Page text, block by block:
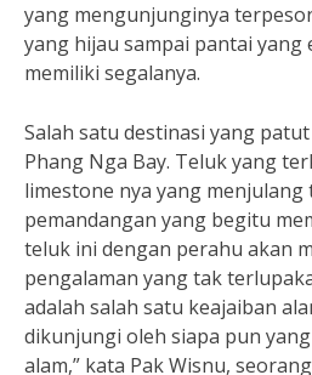
yang mengunjunginya
yang hijau sampai pantai yang
memiliki segalanya.
Salah satu destinasi yang
Phang Nga Bay. Teluk yang
limestone nya yang
pemandangan yang begitu
teluk ini dengan perahu akan
pengalaman yang tak
adalah salah satu keajaiban
dikunjungi oleh siapa pun
alam,” kata Pak Wisnu,